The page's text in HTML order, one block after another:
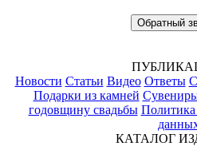
Обратный
Новости Статьи Видео Ответы
Подарки из камней
годовщину свадьбы Политика
КАТАЛОГ